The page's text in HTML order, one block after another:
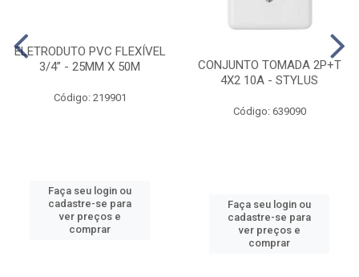
ELETRODUTO PVC FLEXÍVEL
3/4” - 25MM X 50M
Código: 219901
Faça seu login ou
cadastre-se para
ver preços e
comprar
CONJUNTO TOMADA 2P+T
4X2 10A - STYLUS
Código: 639090
Faça seu login ou
cadastre-se para
ver preços e
comprar